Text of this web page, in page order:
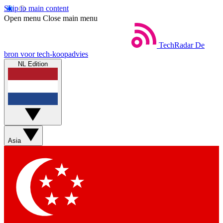
Skip to main content
Open menu Close main menu
TechRadar De
bron voor tech-koopadvies
NL Edition
Asia